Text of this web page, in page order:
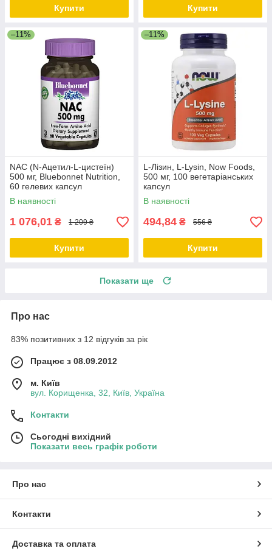
Купити Купити
–11%
NAC (N-Ацетил-L-цистеїн)
500 мг, Bluebonnet Nutrition,
60 гелевих капсул
В наявності
1 076,01 ₴ 1 209 ₴
Купити
–11%
L-Лізин, L-Lysin, Now Foods,
500 мг, 100 вегетаріанських
капсул
В наявності
494,84 ₴ 556 ₴
Купити
Показати ще
Про нас
83% позитивних з 12 відгуків за рік
Працює з 08.09.2012
м. Київ
вул. Корищенка, 32, Київ, Україна
Контакти
Сьогодні вихідний
Показати весь графік роботи
Про нас
Контакти
Доставка та оплата